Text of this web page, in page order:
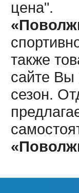
цена".
также
сайте Вы
сезон.